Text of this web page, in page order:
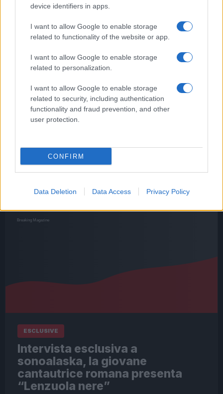
device identifiers in apps.
I want to allow Google to enable storage
related to functionality of the website or app.
I want to allow Google to enable storage
related to personalization.
I want to allow Google to enable storage
related to security, including authentication
functionality and fraud prevention, and other
user protection.
CONFIRM
Data Deletion Data Access Privacy Policy
NEWS
Laura la Divina scomparsa,
l’appello per la tiktoker a “Chi
l’ha visto?”
14 Dicembre 2023 - 09:22
tiktoker a “Chi l’ha visto?”
Leggi l’articolo →
ESCLUSIVE
Intervista esclusiva a
sonoalaska, la giovane
cantautrice romana presenta
“Lenzuola nere”